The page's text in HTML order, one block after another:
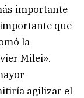
importante
que
la
Milei».
agilizar el